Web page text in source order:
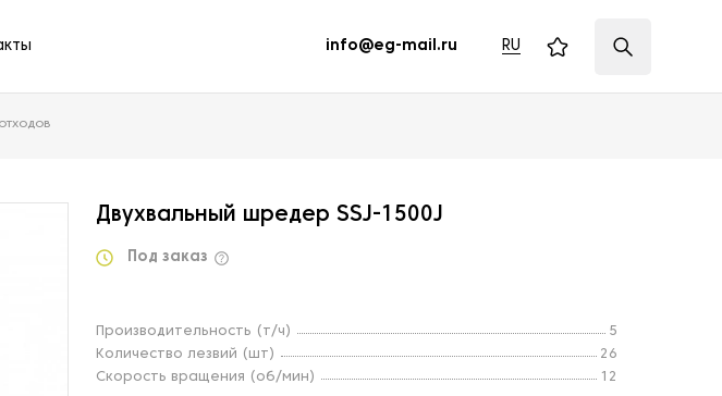
info@eg-mail.ru RU
Двухвальный шредер SSJ-1500J
Под заказ
Производительность (т/ч)
5
Количество лезвий (шт)
26
Скорость вращения (об/мин)
12